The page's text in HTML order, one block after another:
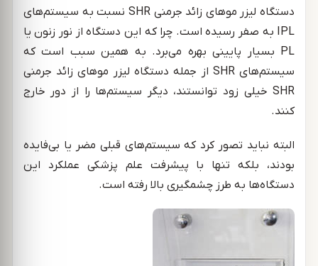
دستگاه لیزر موهای زائد جرمنی SHR نسبت به سیستم‌های
IPL به صفر رسیده است. چرا که این دستگاه از نور زنون یا
PL بسیار پایینی بهره می‌برد. به همین سبب است که
سیستم‌های SHR از جمله دستگاه لیزر موهای زائد جرمنی
SHR خیلی زود توانستند، دیگر سیستم‌ها را از دور خارج
کنند.
البته نباید تصور کرد که سیستم‌های قبلی مضر یا بی‌فایده
بودند، بلکه تنها با پیشرفت علم پزشکی عملکرد این
دستگاه‌ها به طرز چشمگیری بالا رفته است.